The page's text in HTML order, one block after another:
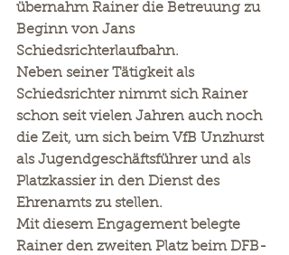
übernahm Rainer die Betreuung zu
Beginn von Jans
Schiedsrichterlaufbahn.
Neben seiner Tätigkeit als
Schiedsrichter nimmt sich Rainer
schon seit vielen Jahren auch noch
die Zeit, um sich beim VfB Unzhurst
als Jugendgeschäftsführer und als
Platzkassier in den Dienst des
Ehrenamts zu stellen.
Mit diesem Engagement belegte
Rainer den zweiten Platz beim DFB-